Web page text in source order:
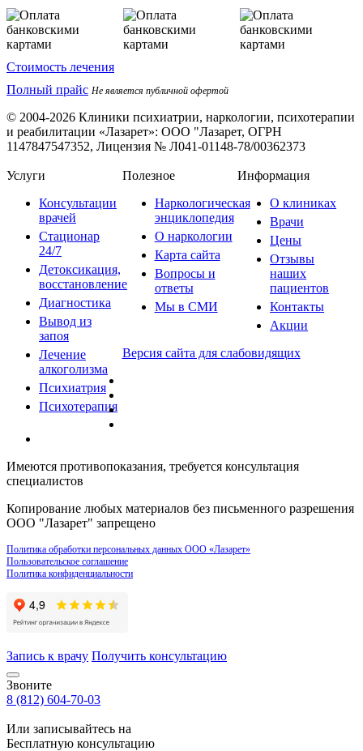
Стоимость лечения
Полный прайс Не является публичной офертой
© 2004-2026 Клиники психиатрии, наркологии, психотерапии
и реабилитации «Лазарет»: ООО "Лазарет, ОГРН
1147847547352, Лицензия № Л041-01148-78/00362373
Услуги
Консультации
врачей
Стационар
24/7
Детоксикация,
восстановление
Диагностика
Вывод из
запоя
Лечение
алкоголизма
Психиатрия
Психотерапия
Полезное
Наркологическая
энциклопедия
О наркологии
Карта сайта
Вопросы и
ответы
Мы в СМИ
Информация
О клиниках
Врачи
Цены
Отзывы
наших
пациентов
Контакты
Акции
Версия сайта для слабовидящих
Имеются противопоказания, требуется консультация
специалистов
Копирование любых материалов без письменного разрешения
ООО "Лазарет" запрещено
Политика обработки персональных данных ООО «Лазарет»
Пользовательское соглашение
Политика конфиденциальности
Запись к врачу Получить консультацию
Звоните
8 (812) 604-70-03
Или записывайтесь на
Бесплатную консультацию